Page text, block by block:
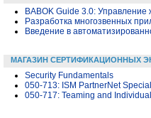
BABOK Guide 3.0:
Разработка многозвенных
Введение в
МАГАЗИН СЕРТИФИКАЦИОННЫХ
Security Fundamentals
050-713: ISM PartnerNet
050-717: Teaming and